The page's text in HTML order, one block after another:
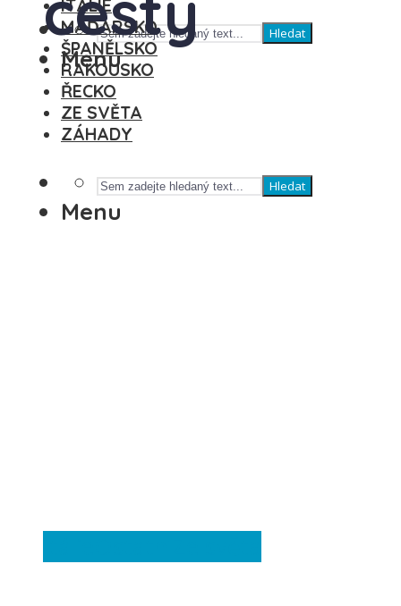
Hledat
Menu
ITÁLIE
MAĎARSKO
ŠPANĚLSKO
RAKOUSKO
ŘECKO
ZE SVĚTA
ZÁHADY
Hledat
Menu